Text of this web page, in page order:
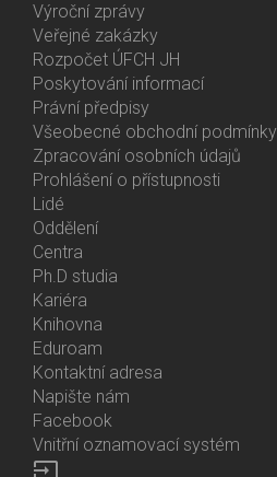
Bottom
Menu
About
Us
Výroční zprávy
Veřejné zakázky
Rozpočet ÚFCH JH
Poskytování informací
Právní předpisy
Všeobecné obchodní podmínky
Zpracování osobních údajů
Prohlášení o přístupnosti
Bottom
Menu
Contacts
Lidé
Oddělení
Centra
Ph.D studia
Kariéra
Knihovna
Eduroam
Kontaktní adresa
Napište nám
Facebook
Vnitřní oznamovací systém
input